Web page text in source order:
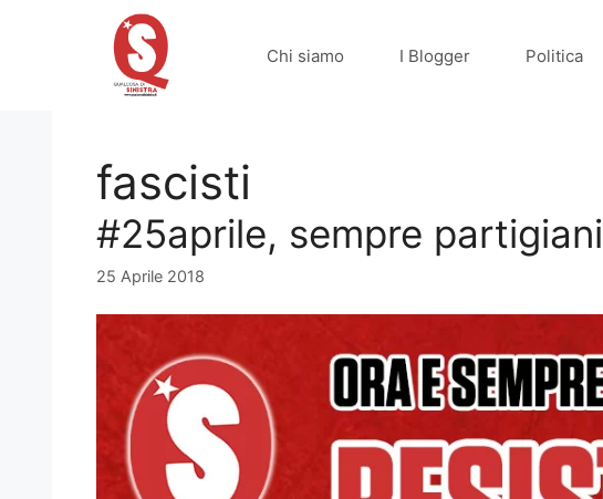
Chi siamo I Blogger Politica
fascisti
#25aprile, sempre partigiani
25 Aprile 2018